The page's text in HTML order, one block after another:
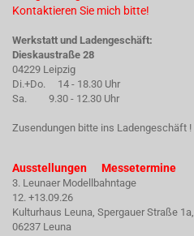
Kontaktieren Sie mich bitte!
Werkstatt und Ladengeschäft:
Dieskaustraße 28
04229 Leipzig
Di.+Do. 14 - 18.30 Uhr
Sa. 9.30 - 12.30 Uhr
Zusendungen bitte ins Ladengeschäft !
Ausstellungen Messetermine
3. Leunaer Modellbahntage
12. +13.09.26
Kulturhaus Leuna, Spergauer Straße 1a,
06237 Leuna